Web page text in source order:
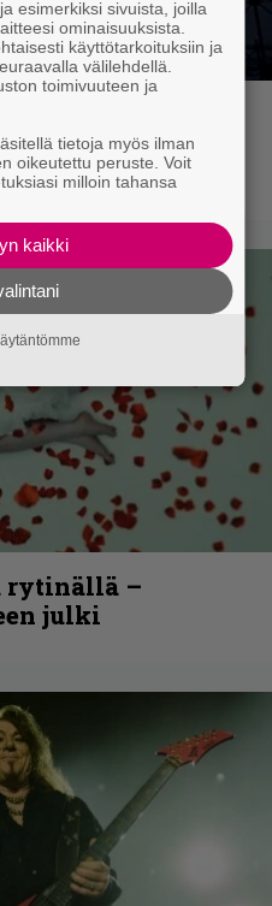
Forgelta
myös
rytinällä –
julki
esimerkiksi sivuista, joilla
ominaisuuksista.
käyttötarkoituksiin ja
välilehdellä.
toimivuuteen ja
tietoja myös ilman
oikeutettu peruste. Voit
milloin tahansa
kaikki